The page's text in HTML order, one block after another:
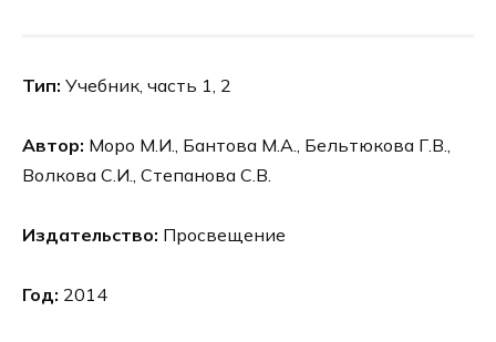
Тип: Учебник, часть 1, 2
Автор: Моро М.И., Бантова М.А., Бельтюкова Г.В.,
Волкова С.И., Степанова С.В.
Издательство: Просвещение
Год: 2014